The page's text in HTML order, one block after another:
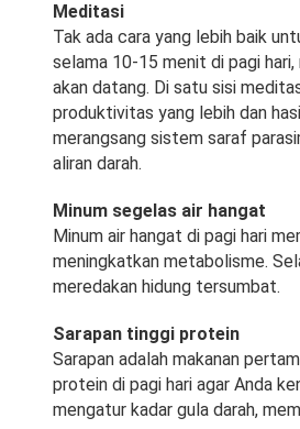
Meditasi
Tak ada cara yang lebih baik
selama 10-15 menit di pagi hari,
akan datang. Di satu sisi
produktivitas yang lebih dan
merangsang sistem saraf
aliran darah.
Minum segelas air hangat
Minum air hangat di pagi hari
meningkatkan metabolisme.
meredakan hidung tersumbat.
Sarapan tinggi protein
Sarapan adalah makanan
protein di pagi hari agar Anda
mengatur kadar gula darah,